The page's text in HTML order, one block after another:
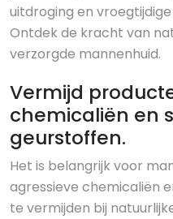
uitdroging en
Ontdek de kracht van
verzorgde mannenhuid.
Vermijd
chemicaliën en
geurstoffen.
Het is belangrijk voor
agressieve chemicaliën
te vermijden bij